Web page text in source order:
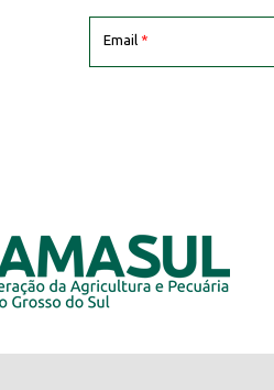
Email *